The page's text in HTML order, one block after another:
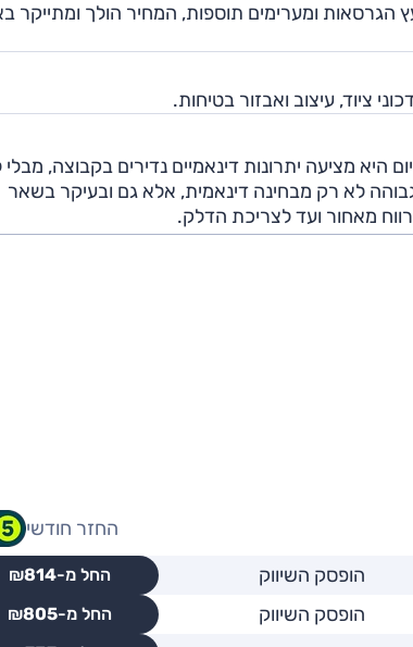
ומערימים תוספות, המחיר הולך ומתייקר
כיום היא מציעה יתרונות דינאמיים נדירים בקבוצה,
לא רק מבחינה דינאמית, אלא גם ובעיקר בשאר
מאחור ועד לצריכת הדלק.
החזר חודשי
הופסק השיווק החל מ-₪814
הופסק השיווק החל מ-₪805